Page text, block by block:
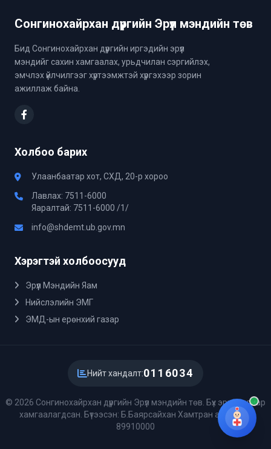
Сонгинохайрхан дүүргийн Эрүүл мэндийн төв
Бид Сонгинохайрхан дүүргийн иргэдийн эрүүл
мэндийг сахин хамгаалах, урьдчилан сэргийлэх,
эмчлэх үйлчилгээг хүртээмжтэй хүргэхээр зорин
ажиллаж байна.
Холбоо барих
Улаанбаатар хот, СХД, 20-р хороо
Лавлах: 7511-6000
Яаралтай: 7511-6000 /1/
info@shdemt.ub.gov.mn
Хэрэгтэй холбоосууд
Эрүүл Мэндийн Яам
Нийслэлийн ЭМГ
ЭМД-ын ерөнхий газар
Нийт хандалт:0116034
© 2026 Сонгинохайрхан дүүргийн Эрүүл мэндийн төв. Бүх эрх хуулиар
хамгаалагдсан. Бүтээсэн: Б.Баярсайхан Хамтран ажиллах:
89910000